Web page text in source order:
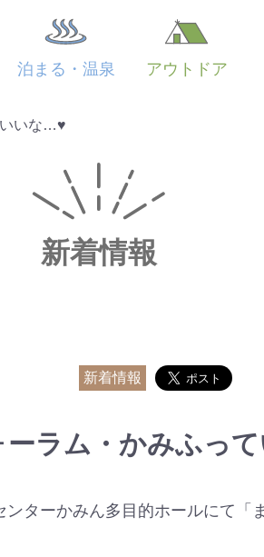
泊まる・温泉 アウトドア
いいな…♥
新着情報
新着情報
ーラム・かみふっ
ターかみん多目的ホールにて「